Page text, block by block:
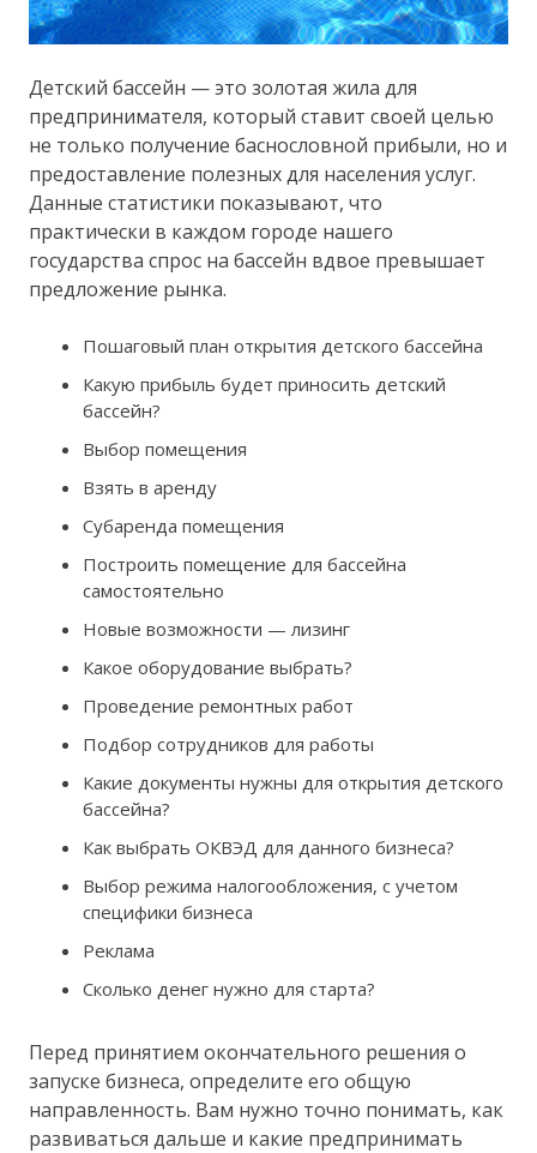
Детский бассейн — это золотая жила для
предпринимателя, который ставит своей целью
не только получение баснословной прибыли, но и
предоставление полезных для населения услуг.
Данные статистики показывают, что
практически в каждом городе нашего
государства спрос на бассейн вдвое превышает
предложение рынка.
Пошаговый план открытия детского бассейна
Какую прибыль будет приносить детский
бассейн?
Выбор помещения
Взять в аренду
Субаренда помещения
Построить помещение для бассейна
самостоятельно
Новые возможности — лизинг
Какое оборудование выбрать?
Проведение ремонтных работ
Подбор сотрудников для работы
Какие документы нужны для открытия детского
бассейна?
Как выбрать ОКВЭД для данного бизнеса?
Выбор режима налогообложения, с учетом
специфики бизнеса
Реклама
Сколько денег нужно для старта?
Перед принятием окончательного решения о
запуске бизнеса, определите его общую
направленность. Вам нужно точно понимать, как
развиваться дальше и какие предпринимать